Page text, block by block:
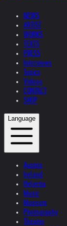
NEWS
ARTIST
WORKS
TEXTS
PRESS
Interviews
Topics
Videos
CONTACT
SHOP
Language
Austria
Ireland
Helvetia
Music
Museum
Photography
Theater